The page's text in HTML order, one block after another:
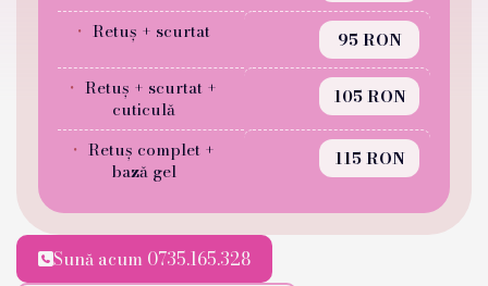
Sună acum 0735.165.328
Retuș + scurtat
95 RON
Retuș + scurtat +
cuticulă
105 RON
Retuș complet +
bază gel
115 RON